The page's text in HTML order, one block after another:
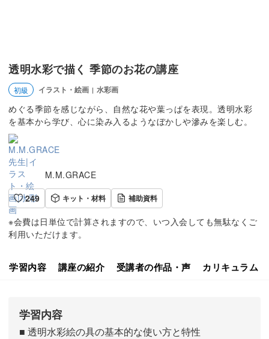
透明水彩で描く 季節のお花の講座
初級 イラスト・絵画 | 水彩画
めぐる季節を感じながら、自然な花や葉っぱを表現。透明水彩
を基本から学び、心に染み入るようなぼかしや滲みを楽しむ。
M.M.GRACE
249
キット・材料 補助資料
※会費は日単位で計算されますので、いつ入会しても無駄なくご
利用いただけます。
学習内容 講座の紹介 受講者の作品・声 カリキュラム
学習内容
■ 透明水彩絵の具の基本的な使い方と特性